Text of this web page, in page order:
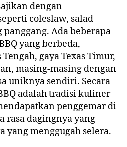
dengan
coleslaw, salad
Ada beberapa
yang berbeda,
gaya Texas Timur,
masing-masing dengan
uniknya sendiri. Secara
adalah tradisi kuliner
penggemar di
rasa dagingnya yang
yang menggugah selera.